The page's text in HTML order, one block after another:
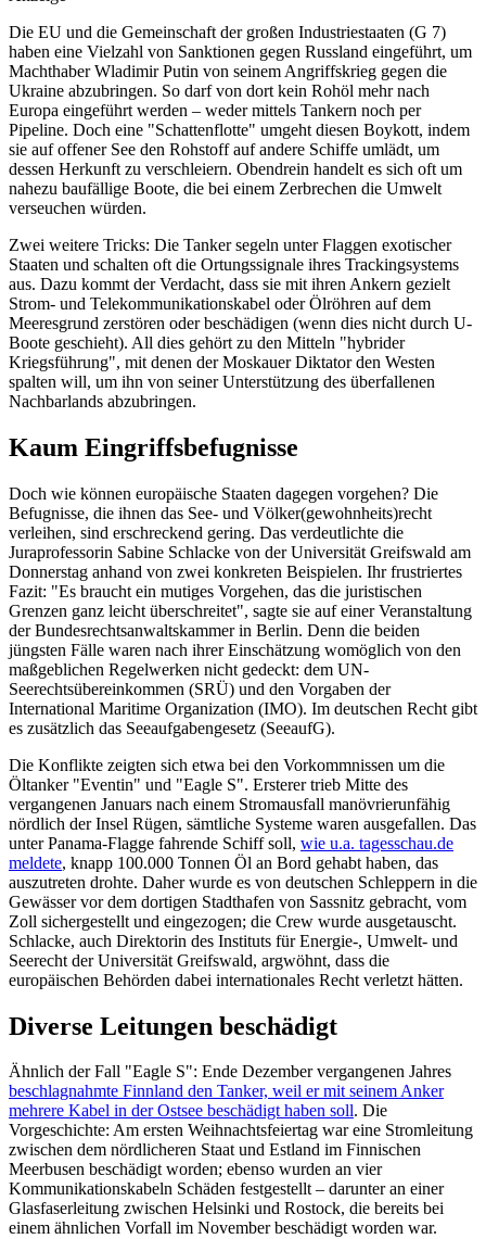
Die EU und die Gemeinschaft der großen Industriestaaten (G 7)
haben eine Vielzahl von Sanktionen gegen Russland eingeführt, um
Machthaber Wladimir Putin von seinem Angriffskrieg gegen die
Ukraine abzubringen. So darf von dort kein Rohöl mehr nach
Europa eingeführt werden – weder mittels Tankern noch per
Pipeline. Doch eine "Schattenflotte" umgeht diesen Boykott, indem
sie auf offener See den Rohstoff auf andere Schiffe umlädt, um
dessen Herkunft zu verschleiern. Obendrein handelt es sich oft um
nahezu baufällige Boote, die bei einem Zerbrechen die Umwelt
verseuchen würden.
Zwei weitere Tricks: Die Tanker segeln unter Flaggen exotischer
Staaten und schalten oft die Ortungssignale ihres Trackingsystems
aus. Dazu kommt der Verdacht, dass sie mit ihren Ankern gezielt
Strom- und Telekommunikationskabel oder Ölröhren auf dem
Meeresgrund zerstören oder beschädigen (wenn dies nicht durch U-
Boote geschieht). All dies gehört zu den Mitteln "hybrider
Kriegsführung", mit denen der Moskauer Diktator den Westen
spalten will, um ihn von seiner Unterstützung des überfallenen
Nachbarlands abzubringen.
Kaum Eingriffsbefugnisse
Doch wie können europäische Staaten dagegen vorgehen? Die
Befugnisse, die ihnen das See- und Völker(gewohnheits)recht
verleihen, sind erschreckend gering. Das verdeutlichte die
Juraprofessorin Sabine Schlacke von der Universität Greifswald am
Donnerstag anhand von zwei konkreten Beispielen. Ihr frustriertes
Fazit: "Es braucht ein mutiges Vorgehen, das die juristischen
Grenzen ganz leicht überschreitet", sagte sie auf einer Veranstaltung
der Bundesrechtsanwaltskammer in Berlin. Denn die beiden
jüngsten Fälle waren nach ihrer Einschätzung womöglich von den
maßgeblichen Regelwerken nicht gedeckt: dem UN-
Seerechtsübereinkommen (SRÜ) und den Vorgaben der
International Maritime Organization (IMO). Im deutschen Recht gibt
es zusätzlich das Seeaufgabengesetz (SeeaufG).
Die Konflikte zeigten sich etwa bei den Vorkommnissen um die
Öltanker "Eventin" und "Eagle S". Ersterer trieb Mitte des
vergangenen Januars nach einem Stromausfall manövrierunfähig
nördlich der Insel Rügen, sämtliche Systeme waren ausgefallen. Das
unter Panama-Flagge fahrende Schiff soll, wie u.a. tagesschau.de
meldete, knapp 100.000 Tonnen Öl an Bord gehabt haben, das
auszutreten drohte. Daher wurde es von deutschen Schleppern in die
Gewässer vor dem dortigen Stadthafen von Sassnitz gebracht, vom
Zoll sichergestellt und eingezogen; die Crew wurde ausgetauscht.
Schlacke, auch Direktorin des Instituts für Energie-, Umwelt- und
Seerecht der Universität Greifswald, argwöhnt, dass die
europäischen Behörden dabei internationales Recht verletzt hätten.
Diverse Leitungen beschädigt
Ähnlich der Fall "Eagle S": Ende Dezember vergangenen Jahres
beschlagnahmte Finnland den Tanker, weil er mit seinem Anker
mehrere Kabel in der Ostsee beschädigt haben soll. Die
Vorgeschichte: Am ersten Weihnachtsfeiertag war eine Stromleitung
zwischen dem nördlicheren Staat und Estland im Finnischen
Meerbusen beschädigt worden; ebenso wurden an vier
Kommunikationskabeln Schäden festgestellt – darunter an einer
Glasfaserleitung zwischen Helsinki und Rostock, die bereits bei
einem ähnlichen Vorfall im November beschädigt worden war.